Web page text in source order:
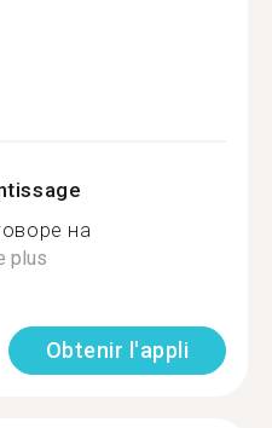
на
plus
Obtenir l'appli